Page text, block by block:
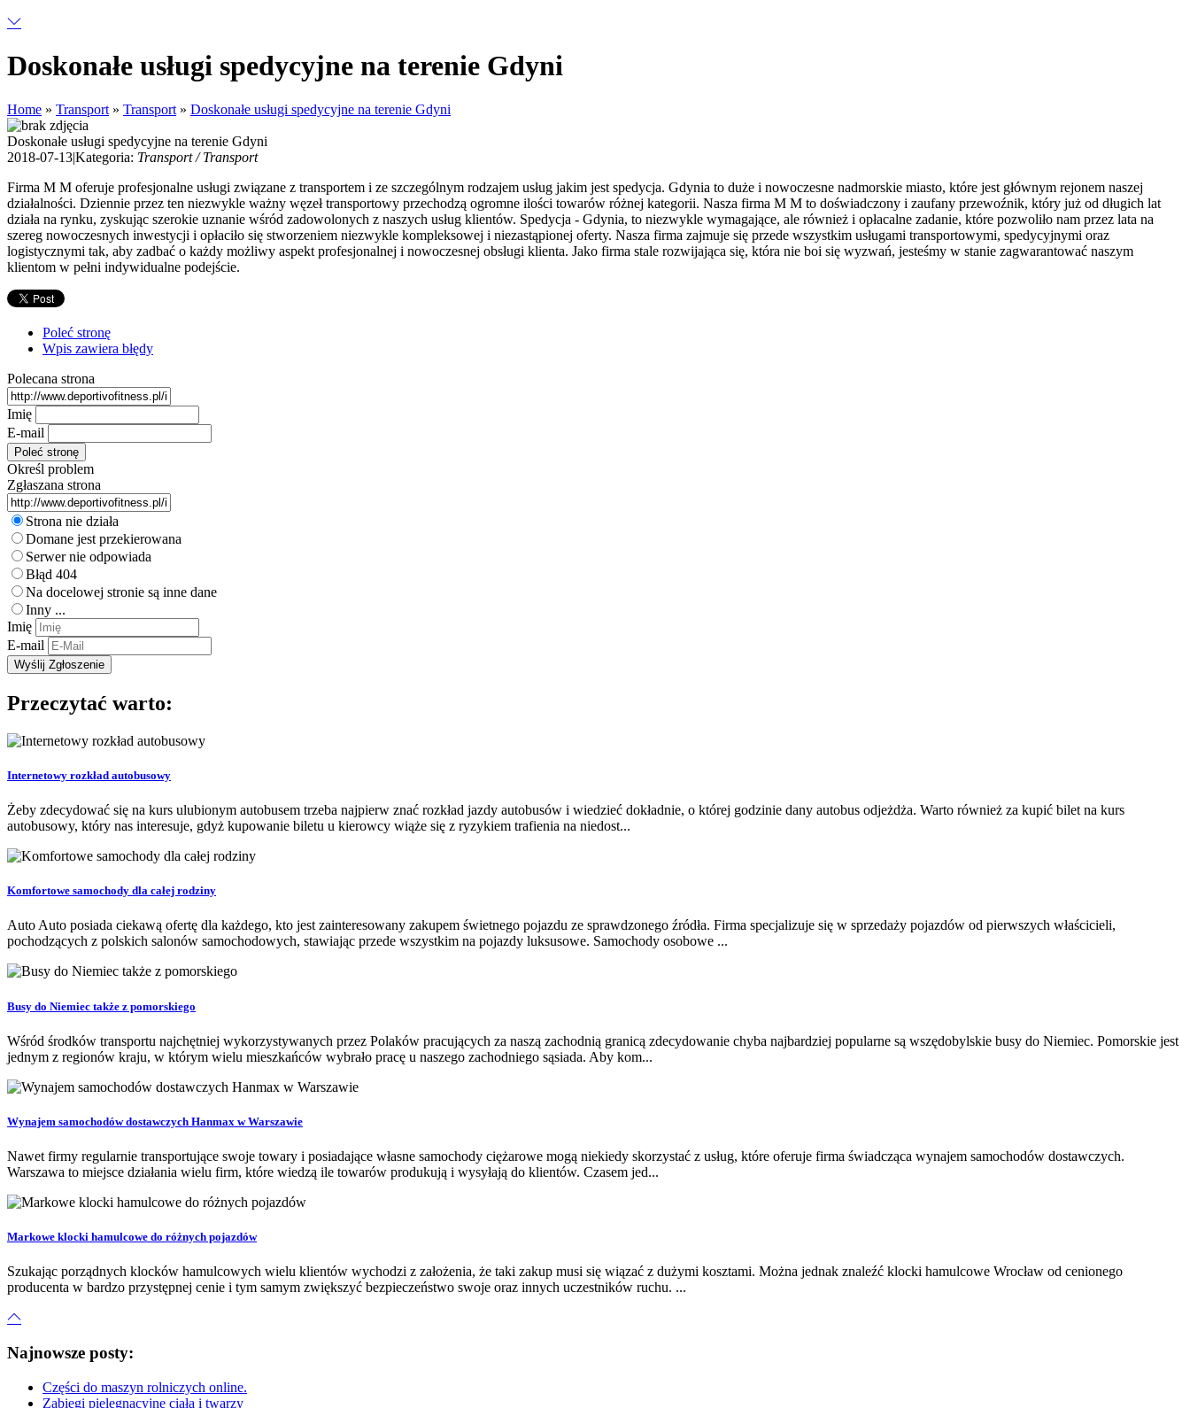
Doskonałe usługi spedycyjne na terenie Gdyni
Home » Transport » Transport » Doskonałe usługi spedycyjne na terenie Gdyni
Doskonałe usługi spedycyjne na terenie Gdyni
2018-07-13|Kategoria: Transport / Transport
Firma M M oferuje profesjonalne usługi związane z transportem i ze szczególnym rodzajem usług jakim jest spedycja. Gdynia to duże i nowoczesne nadmorskie miasto, które jest głównym rejonem naszej
działalności. Dziennie przez ten niezwykle ważny węzeł transportowy przechodzą ogromne ilości towarów różnej kategorii. Nasza firma M M to doświadczony i zaufany przewoźnik, który już od długich lat
działa na rynku, zyskując szerokie uznanie wśród zadowolonych z naszych usług klientów. Spedycja - Gdynia, to niezwykle wymagające, ale również i opłacalne zadanie, które pozwoliło nam przez lata na
szereg nowoczesnych inwestycji i opłaciło się stworzeniem niezwykle kompleksowej i niezastąpionej oferty. Nasza firma zajmuje się przede wszystkim usługami transportowymi, spedycyjnymi oraz
logistycznymi tak, aby zadbać o każdy możliwy aspekt profesjonalnej i nowoczesnej obsługi klienta. Jako firma stale rozwijająca się, która nie boi się wyzwań, jesteśmy w stanie zagwarantować naszym
klientom w pełni indywidualne podejście.
Poleć stronę
Wpis zawiera błędy
Polecana strona
Imię
E-mail
Określ problem
Zgłaszana strona
Strona nie działa
Domane jest przekierowana
Serwer nie odpowiada
Błąd 404
Na docelowej stronie są inne dane
Inny ...
Imię
E-mail
Przeczytać warto:
Internetowy rozkład autobusowy
Żeby zdecydować się na kurs ulubionym autobusem trzeba najpierw znać rozkład jazdy autobusów i wiedzieć dokładnie, o której godzinie dany autobus odjeżdża. Warto również za kupić bilet na kurs
autobusowy, który nas interesuje, gdyż kupowanie biletu u kierowcy wiąże się z ryzykiem trafienia na niedost...
Komfortowe samochody dla całej rodziny
Auto Auto posiada ciekawą ofertę dla każdego, kto jest zainteresowany zakupem świetnego pojazdu ze sprawdzonego źródła. Firma specjalizuje się w sprzedaży pojazdów od pierwszych właścicieli,
pochodzących z polskich salonów samochodowych, stawiając przede wszystkim na pojazdy luksusowe. Samochody osobowe ...
Busy do Niemiec także z pomorskiego
Wśród środków transportu najchętniej wykorzystywanych przez Polaków pracujących za naszą zachodnią granicą zdecydowanie chyba najbardziej popularne są wszędobylskie busy do Niemiec. Pomorskie jest
jednym z regionów kraju, w którym wielu mieszkańców wybrało pracę u naszego zachodniego sąsiada. Aby kom...
Wynajem samochodów dostawczych Hanmax w Warszawie
Nawet firmy regularnie transportujące swoje towary i posiadające własne samochody ciężarowe mogą niekiedy skorzystać z usług, które oferuje firma świadcząca wynajem samochodów dostawczych.
Warszawa to miejsce działania wielu firm, które wiedzą ile towarów produkują i wysyłają do klientów. Czasem jed...
Markowe klocki hamulcowe do różnych pojazdów
Szukając porządnych klocków hamulcowych wielu klientów wychodzi z założenia, że taki zakup musi się wiązać z dużymi kosztami. Można jednak znaleźć klocki hamulcowe Wrocław od cenionego
producenta w bardzo przystępnej cenie i tym samym zwiększyć bezpieczeństwo swoje oraz innych uczestników ruchu. ...
Najnowsze posty:
Części do maszyn rolniczych online.
Zabiegi pielęgnacyjne ciała i twarzy